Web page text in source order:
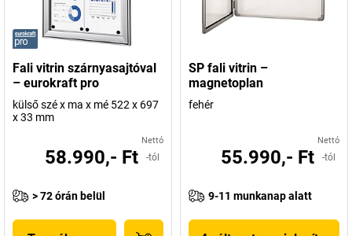
Fali vitrin szárnyasajtóval
– eurokraft pro
külső szé x ma x mé 522 x 697
x 33 mm
Nettó
58.990,- Ft -tól
> 72 órán belül
SP fali vitrin –
magnetoplan
fehér
Nettó
55.990,- Ft -tól
9-11 munkanap alatt